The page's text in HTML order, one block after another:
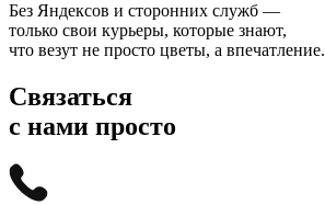
Без Яндексов и сторонних служб —
только свои курьеры, которые знают,
что везут не просто цветы, а впечатление.
Связаться
с нами просто